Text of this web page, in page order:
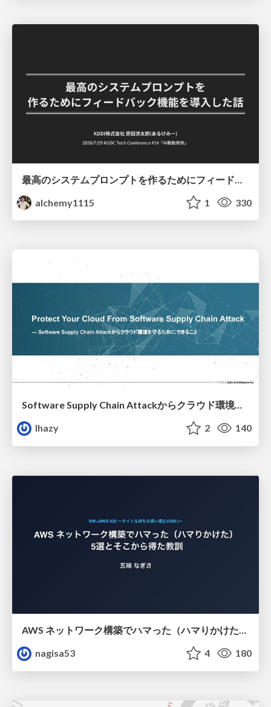
alchemy1115
1 330
Software Supply Chain Attackからクラウド環境を守るためにできること
lhazy
2 140
AWS ネットワーク構築でハマった（ハマりかけた） 5選とそこから得た教訓
nagisa53
4 180